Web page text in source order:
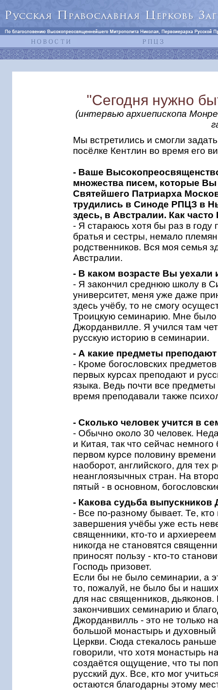
"Сегодня нужно
(интервью архиепископа
Мы встретились и смогли
посёлке Кентлин во время его
- Ваше
множества писем, которые
Святейшего Патриарха
трудились в Синоде РПЦЗ в
здесь, в Австралии. Как
- Я стараюсь хотя бы раз в году
братья и сестры, немало
родственников. Вся моя семья
Австралии.
- В каком возрасте Вы уехали
- Я закончил среднюю школу в
университет, меня уже даже
здесь учёбу, то не смогу
Троицкую семинарию. Мне было
Джорданвилле. Я учился там
русскую историю в семинарии.
- А какие предметы преподают
- Кроме богословских
первых курсах преподают и
языка. Ведь почти все
время преподавали также
- Сколько человек учится в
- Обычно около 30 человек.
и Китая, так что сейчас
первом курсе половину
наоборот, английского, для тех
неанглоязычных стран. На
пятый - в основном,
- Какова судьба выпускников
- Все по-разному бывает. Те, кто
завершения учёбы уже есть
священники, кто-то и
никогда не становятся
приносят пользу - кто-то
Господь призовет.
Если бы не было семинарии, а
то, пожалуй, не было бы и
для нас священников,
закончивших семинарию и
Джорданвилль - это не только
большой монастырь и
Церкви. Сюда стекалось
говорили, что хотя монастырь
создаётся ощущение, что ты
русский дух. Все, кто мог
остаются благодарны этому